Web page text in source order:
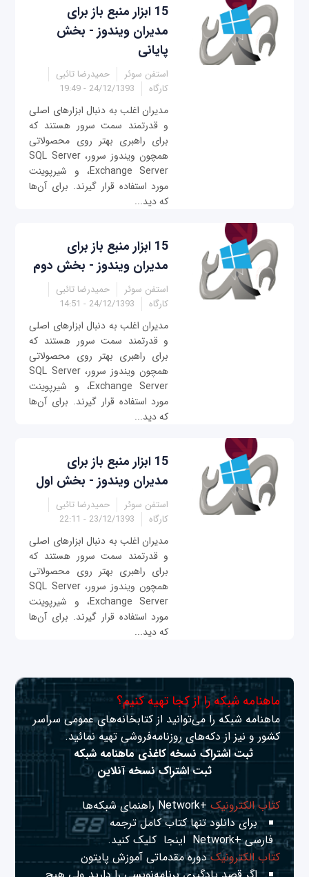
15 ابزار منبع‌ باز برای
مدیران ویندوز - بخش
پایانی
استفن سوئر
حمیدرضا تائبی
کارگاه
24/12/1393 - 19:49
مدیران اغلب به دنبال ابزارهای اصلی
و قدرتمند سمت سرور هستند که
برای راهبری بهتر روی محصولاتی
همچون ویندوز سرور، SQL Server
،Exchange Server و شیرپوینت
مورد استفاده قرار گیرند. برای آن‌ها
که دید...
15 ابزار منبع‌ باز برای
مدیران ویندوز - بخش دوم
استفن سوئر
حمیدرضا تائبی
کارگاه
24/12/1393 - 14:51
مدیران اغلب به دنبال ابزارهای اصلی
و قدرتمند سمت سرور هستند که
برای راهبری بهتر روی محصولاتی
همچون ویندوز سرور، SQL Server
،Exchange Server و شیرپوینت
مورد استفاده قرار گیرند. برای آن‌ها
که دید...
15 ابزار منبع‌ باز برای
مدیران ویندوز - بخش اول
استفن سوئر
حمیدرضا تائبی
کارگاه
23/12/1393 - 22:11
مدیران اغلب به دنبال ابزارهای اصلی
و قدرتمند سمت سرور هستند که
برای راهبری بهتر روی محصولاتی
همچون ویندوز سرور، SQL Server
،Exchange Server و شیرپوینت
مورد استفاده قرار گیرند. برای آن‌ها
که دید...
ماهنامه شبکه را از کجا تهیه کنیم؟
ماهنامه شبکه را می‌توانید از کتابخانه‌های عمومی سراسر
کشور و نیز از دکه‌های روزنامه‌فروشی تهیه نمائید.
ثبت اشتراک نسخه کاغذی ماهنامه شبکه
ثبت اشتراک نسخه آنلاین
کتاب الکترونیک+Network راهنمای شبکه‌ها
برای دانلود تنها کتاب کامل ترجمه
فارسی +Network
اینجا کلیک کنید.
کتاب الکترونیکدوره مقدماتی آموزش پایتون